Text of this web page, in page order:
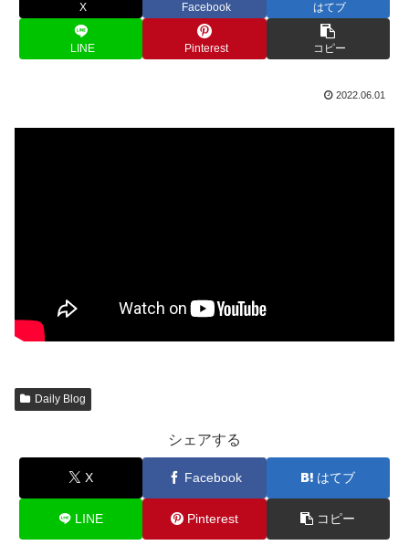
X Facebook はてブ
LINE Pinterest コピー
2022.06.01
Daily Blog
シェアする
X Facebook はてブ
LINE Pinterest コピー